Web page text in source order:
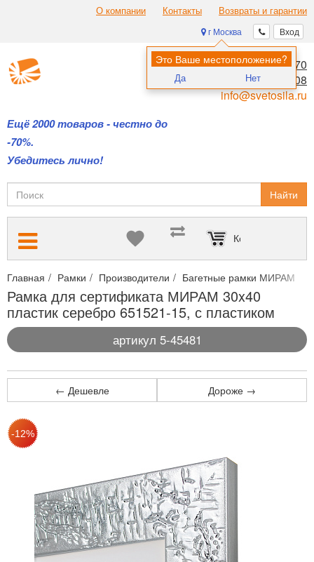
О компании Контакты Возвраты и гарантии
Вход
г Москва
Это Ваше местоположение?
Да Нет
Ещё 2000 товаров - честно до
-70%.
Убедитесь лично!
8 (495) 970-00-70
8 (800) 700-11-08
info@svetosila.ru
Найти
Корзина пуста
Главная Рамки Производители Багетные рамки МИРАМ
Рамка для сертификата МИРАМ 30x40
пластик серебро 651521-15, с пластиком
артикул 5-45481
← Дешевле Дороже →